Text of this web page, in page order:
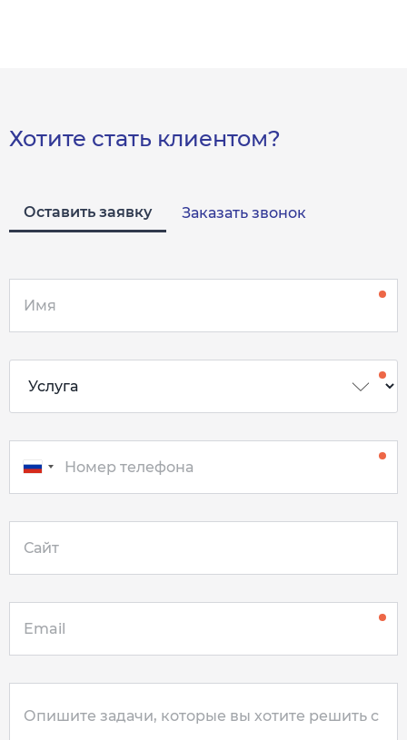
Хотите стать клиентом?
Оставить заявку Заказать звонок